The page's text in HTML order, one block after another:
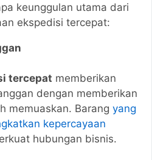
keunggulan utama dari
ekspedisi tercepat:
tercepat memberikan
dengan memberikan
memuaskan. Barang yang
kepercayaan
hubungan bisnis.